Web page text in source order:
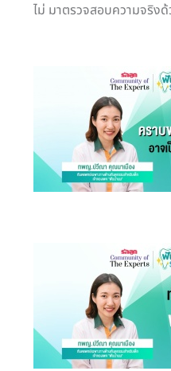
ไม่ มาตรวจสอบความจริ